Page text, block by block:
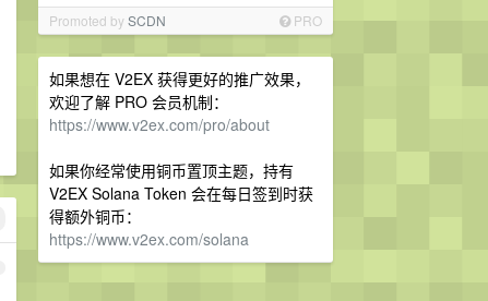
Promoted bySCDN PRO
如果想在 V2EX 获得更好的推广效果，
欢迎了解 PRO 会员机制：
https://www.v2ex.com/pro/about
如果你经常使用铜币置顶主题，持有
V2EX Solana Token 会在每日签到时获
得额外铜币：
https://www.v2ex.com/solana